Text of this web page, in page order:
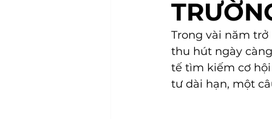
Trong vài năm trở
thu hút ngày
tế tìm kiếm cơ
tư dài hạn, một